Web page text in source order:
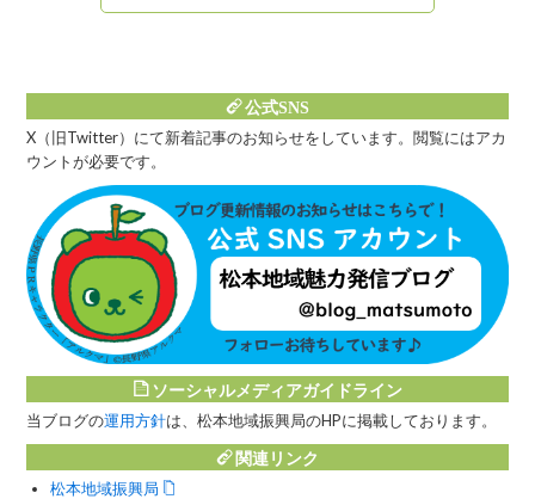
公式SNS
X（旧Twitter）にて新着記事のお知らせをしています。閲覧にはアカ
ウントが必要です。
ソーシャルメディアガイドライン
当ブログの運用方針は、松本地域振興局のHPに掲載しております。
関連リンク
松本地域振興局